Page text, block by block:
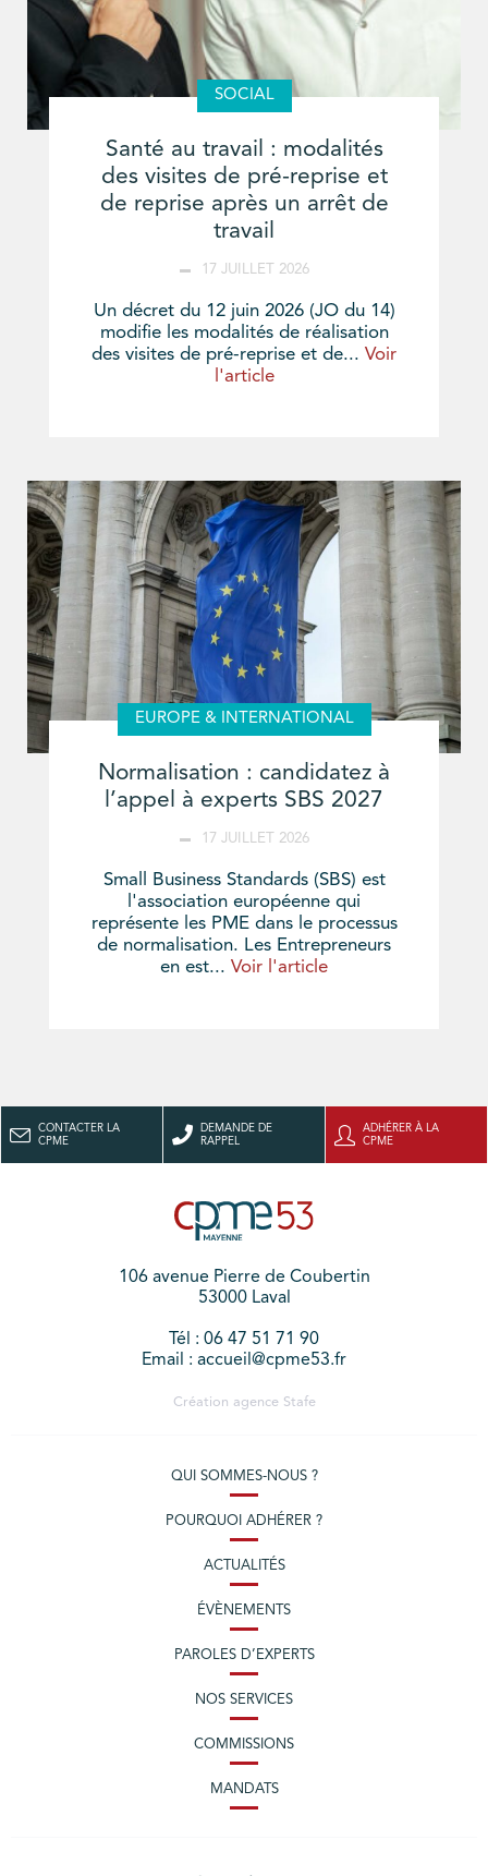
SOCIAL
Santé au travail : modalités
des visites de pré-reprise et
de reprise après un arrêt de
travail
17 JUILLET 2026
Un décret du 12 juin 2026 (JO du 14)
modifie les modalités de réalisation
des visites de pré-reprise et de... Voir
l'article
EUROPE & INTERNATIONAL
Normalisation : candidatez à
l’appel à experts SBS 2027
17 JUILLET 2026
Small Business Standards (SBS) est
l'association européenne qui
représente les PME dans le processus
de normalisation. Les Entrepreneurs
en est... Voir l'article
CONTACTER LA
CPME
DEMANDE DE
RAPPEL
ADHÉRER À LA
CPME
106 avenue Pierre de Coubertin
53000 Laval
Tél : 06 47 51 71 90
Email : accueil@cpme53.fr
Création agence Stafe
QUI SOMMES-NOUS ?
POURQUOI ADHÉRER ?
ACTUALITÉS
ÉVÈNEMENTS
PAROLES D’EXPERTS
NOS SERVICES
COMMISSIONS
MANDATS